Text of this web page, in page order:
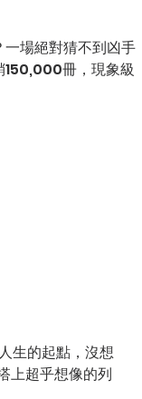
場絕對猜不到凶手
150,000冊，現象級
上超乎想像的列